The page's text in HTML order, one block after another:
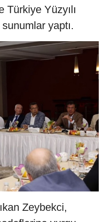
Türkiye Yüzyılı
yaptı.
Zeybekci,